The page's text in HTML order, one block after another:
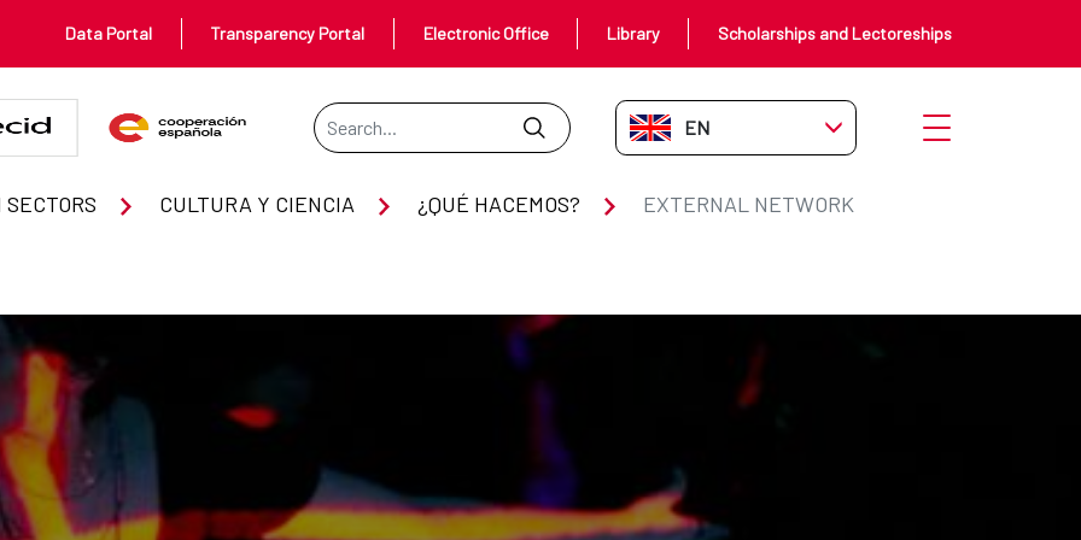
Data Portal Transparency Portal Electronic Office Library Scholarships and Lectoreships
Search Bar
EN-GB Open menu
CULTURA Y CIENCIA ¿QUÉ HACEMOS? EXTERNAL NETWORK